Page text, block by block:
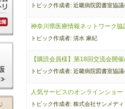
トピック作成者: 近畿病院図書室協
神奈川県医療情報ネットワーク
トピック作成者: 清水 麻紀
【購読会員様】第18回交流会開
トピック作成者: 近畿病院図書室協議
人気サービスのオンラインショ
トピック作成者: 株式会社サンメディ